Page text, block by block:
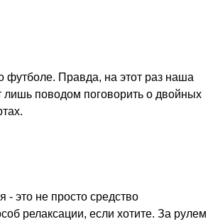
футболе. Правда, на этот раз наша
лишь поводом поговорить о двойных
- это не просто средство
релаксации, если хотите. За рулем